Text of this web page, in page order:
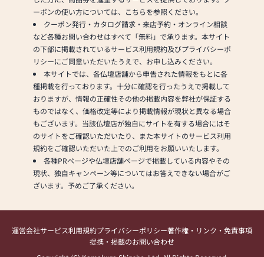
ーポンの使い方については、こちらを参照ください。
クーポン発行・カタログ請求・来店予約・オンライン相談
など各種お問い合わせはすべて「無料」で承ります。本サイト
の下部に掲載されているサービス利用規約及びプライバシーポ
リシーにご同意いただいたうえで、お申し込みください。
本サイトでは、各仏壇店舗から申告された情報をもとに各
種掲載を行っております。十分に確認を行ったうえで掲載して
おりますが、情報の正確性その他の掲載内容を弊社が保証する
ものではなく、価格改定等により掲載情報が現状と異なる場合
もございます。当該仏壇店が独自にサイトを有する場合にはそ
のサイトをご確認いただいたり、また本サイトのサービス利用
規約をご確認いただいた上でのご利用をお願いいたします。
各種PRページや仏壇店舗ページで掲載している内容やその
現状、独自キャンペーン等についてはお答えできない場合がご
ざいます。予めご了承ください。
運営会社サービス利用規約プライバシーポリシー著作権・リンク・免責事項
提携・掲載のお問い合わせ